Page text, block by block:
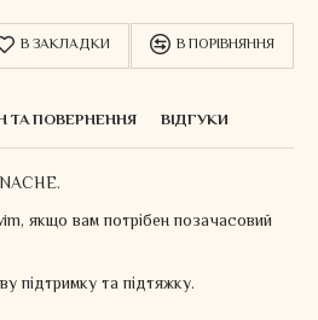
В ЗАКЛАДКИ В ПОРІВНЯННЯ
ТА ПОВЕРНЕННЯ ВІДГУКИ
якщо вам потрібен позачасовий
підтримку та підтяжку.